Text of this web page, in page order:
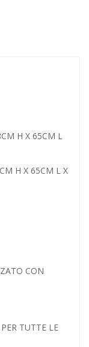
H X 65CM L
H X 65CM L X
CON
TUTTE LE